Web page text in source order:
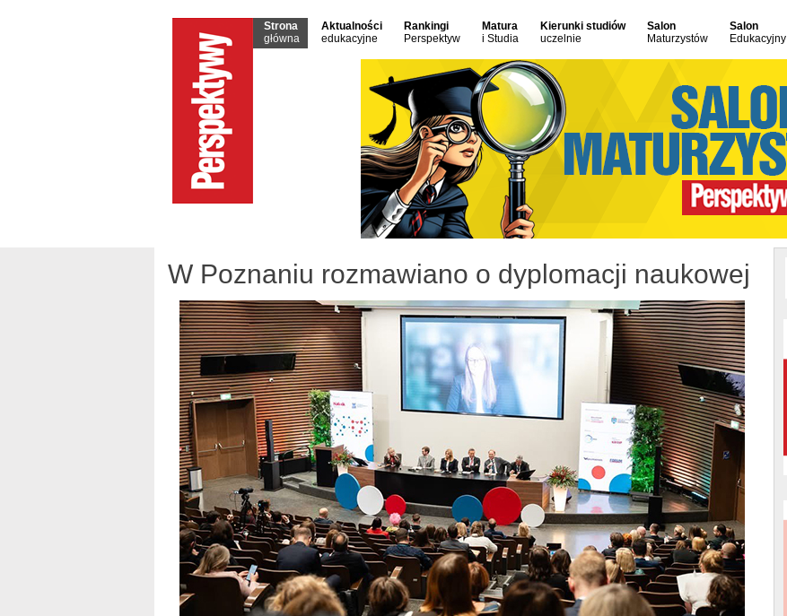
Strona
główna
Aktualności
edukacyjne
Rankingi
Perspektyw
Matura
i Studia
Kierunki studiów
uczelnie
Salon
Maturzystów
Salon
Edukacyjny
W Poznaniu rozmawiano o dyplomacji naukowej